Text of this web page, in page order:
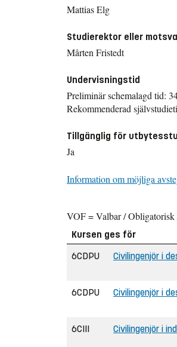
Mattias Elg
Studierektor eller
Mårten Fristedt
Undervisningstid
Preliminär schemalagd tid:
Rekommenderad
Tillgänglig för
Ja
Information om möjliga
VOF = Valbar /
Kursen ges för
6CDPU
Civilingenjör i
6CDPU Civilingenjör i
6CIII Civilingenjör i